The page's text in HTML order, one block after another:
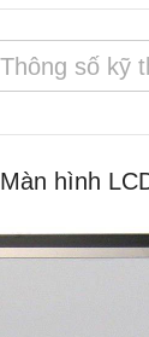
Thông số kỹ
hình